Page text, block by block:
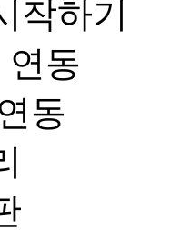
작하기
연동
동